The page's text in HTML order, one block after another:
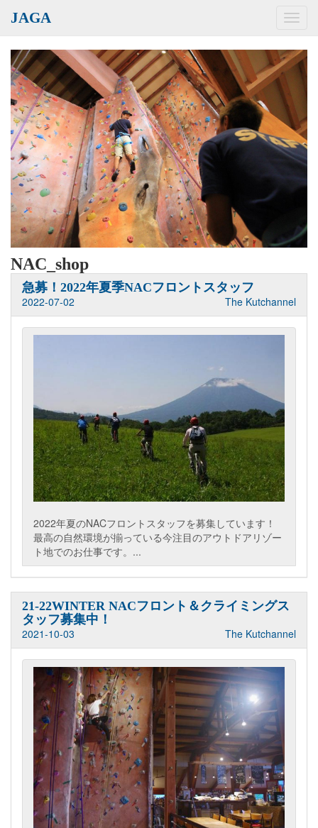
JAGA
NAC_shop
急募！2022年夏季NACフロントスタッフ
2022-07-02
The Kutchannel
2022年夏のNACフロントスタッフを募集しています！
最高の自然環境が揃っている今注目のアウトドアリゾー
ト地でのお仕事です。...
21-22WINTER NACフロント＆クライミングス
タッフ募集中！
2021-10-03
The Kutchannel